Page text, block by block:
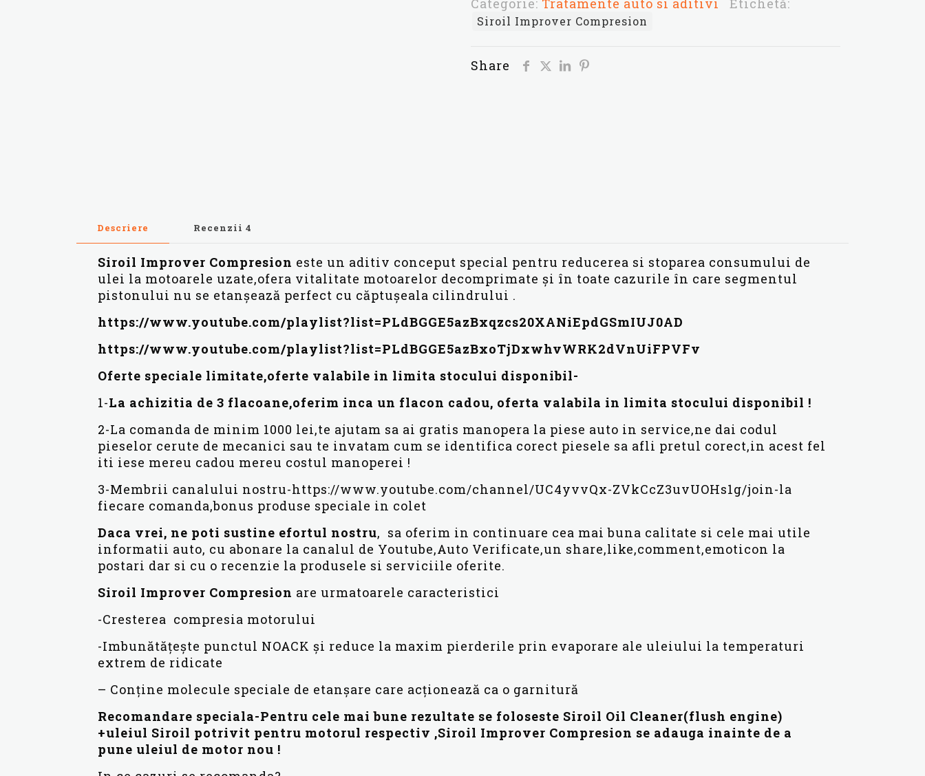
clienți
160 lei.
Compresion-
doza
!
Categorie: Tratamente auto si aditivi Etichetă:
Siroil Improver Compresion
Share
Descriere Recenzii 4
Siroil Improver Compresion este un aditiv conceput special pentru reducerea si stoparea consumului de
ulei la motoarele uzate,ofera vitalitate motoarelor decomprimate și în toate cazurile în care segmentul
pistonului nu se etanșează perfect cu căptușeala cilindrului .
https://www.youtube.com/playlist?list=PLdBGGE5azBxqzcs20XANiEpdGSmIUJ0AD
https://www.youtube.com/playlist?list=PLdBGGE5azBxoTjDxwhvWRK2dVnUiFPVFv
Oferte speciale limitate,oferte valabile in limita stocului disponibil-
1-La achizitia de 3 flacoane,oferim inca un flacon cadou, oferta valabila in limita stocului disponibil !
2-La comanda de minim 1000 lei,te ajutam sa ai gratis manopera la piese auto in service,ne dai codul
pieselor cerute de mecanici sau te invatam cum se identifica corect piesele sa afli pretul corect,in acest fel
iti iese mereu cadou mereu costul manoperei !
3-Membrii canalului nostru-https://www.youtube.com/channel/UC4yvvQx-ZVkCcZ3uvUOHs1g/join-la
fiecare comanda,bonus produse speciale in colet
Daca vrei, ne poti sustine efortul nostru, sa oferim in continuare cea mai buna calitate si cele mai utile
informatii auto, cu abonare la canalul de Youtube,Auto Verificate,un share,like,comment,emoticon la
postari dar si cu o recenzie la produsele si serviciile oferite.
Siroil Improver Compresion are urmatoarele caracteristici
-Cresterea compresia motorului
-Imbunătățește punctul NOACK și reduce la maxim pierderile prin evaporare ale uleiului la temperaturi
extrem de ridicate
– Conține molecule speciale de etanșare care acționează ca o garnitură
Recomandare speciala-Pentru cele mai bune rezultate se foloseste Siroil Oil Cleaner(flush engine)
+uleiul Siroil potrivit pentru motorul respectiv ,Siroil Improver Compresion se adauga inainte de a
pune uleiul de motor nou !